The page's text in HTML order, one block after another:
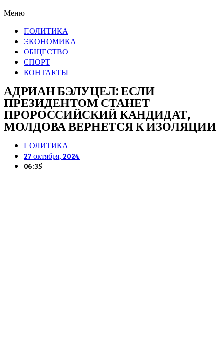
Меню
ПОЛИТИКА
ЭКОНОМИКА
ОБЩЕСТВО
СПОРТ
КОНТАКТЫ
АДРИАН БЭЛУЦЕЛ: ЕСЛИ
ПРЕЗИДЕНТОМ СТАНЕТ
ПРОРОССИЙСКИЙ КАНДИДАТ,
МОЛДОВА ВЕРНЕТСЯ К ИЗОЛЯЦИИ
ПОЛИТИКА
27 октября, 2024
06:35